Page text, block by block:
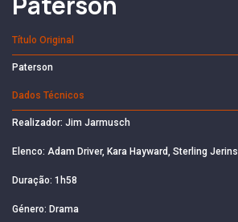
Título Original
Paterson
Dados Técnicos
Realizador: Jim Jarmusch
Elenco: Adam Driver, Kara Hayward, Sterling Jerins
Duração: 1h58
Género: Drama